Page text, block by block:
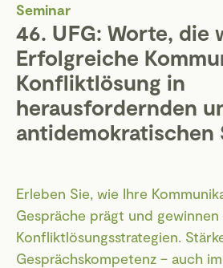
Seminar
46. UFG: Worte, die
Erfolgreiche
Konfliktlösung in
herausfordernden
antidemokratischen
Erleben Sie, wie Ihre
Gespräche prägt und gewinnen
Konfliktlösungsstrategien.
Gesprächskompetenz – auch